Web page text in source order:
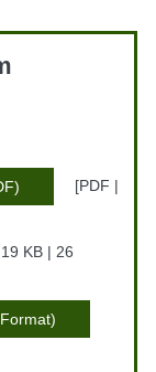
PDF |
KB | 26